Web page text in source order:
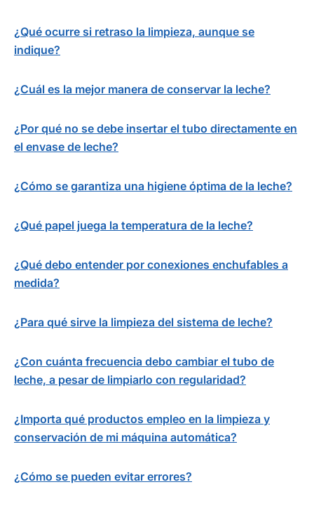
¿Qué ocurre si retraso la limpieza, aunque se
indique?
¿Cuál es la mejor manera de conservar la leche?
¿Por qué no se debe insertar el tubo directamente en
el envase de leche?
¿Cómo se garantiza una higiene óptima de la leche?
¿Qué papel juega la temperatura de la leche?
¿Qué debo entender por conexiones enchufables a
medida?
¿Para qué sirve la limpieza del sistema de leche?
¿Con cuánta frecuencia debo cambiar el tubo de
leche, a pesar de limpiarlo con regularidad?
¿Importa qué productos empleo en la limpieza y
conservación de mi máquina automática?
¿Cómo se pueden evitar errores?